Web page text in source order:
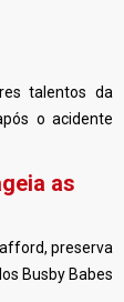
talentos da
o acidente
as
preserva
Busby Babes